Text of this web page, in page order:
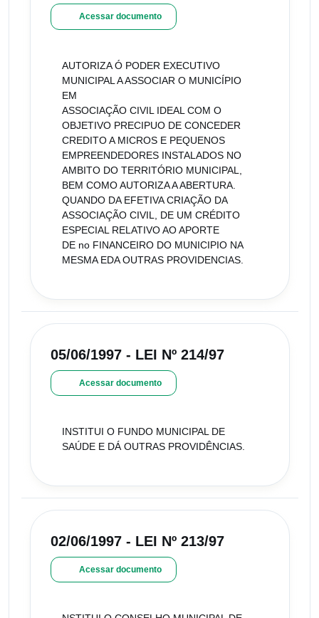
Acessar documento
AUTORIZA Ó PODER EXECUTIVO
MUNICIPAL A ASSOCIAR O MUNICÍPIO
EM
ASSOCIAÇÃO CIVIL IDEAL COM O
OBJETIVO PRECIPUO DE CONCEDER
CREDITO A MICROS E PEQUENOS
EMPREENDEDORES INSTALADOS NO
AMBITO DO TERRITÓRIO MUNICIPAL,
BEM COMO AUTORIZA A ABERTURA.
QUANDO DA EFETIVA CRIAÇÃO DA
ASSOCIAÇÃO CIVIL, DE UM CRÉDITO
ESPECIAL RELATIVO AO APORTE
DE no FINANCEIRO DO MUNICIPIO NA
MESMA EDA OUTRAS PROVIDENCIAS.
05/06/1997 - LEI Nº 214/97
Acessar documento
INSTITUI O FUNDO MUNICIPAL DE
SAÚDE E DÁ OUTRAS PROVIDÊNCIAS.
02/06/1997 - LEI Nº 213/97
Acessar documento